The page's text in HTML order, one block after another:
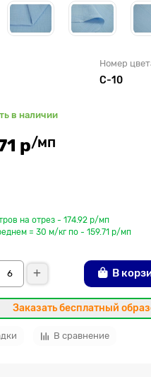
Номер
C-10
в наличии
р/мп
на отрез - 174.92 р/мп
= 30 м/кг по - 159.71 р/мп
В
Заказать бесплатный
В сравнение